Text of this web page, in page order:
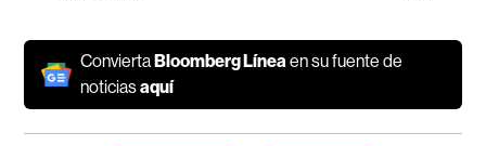
ConviertaBloomberg Líneaen su fuente de
noticiasaquí